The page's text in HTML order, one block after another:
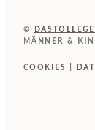
©
MÄNNER &
COOKIES